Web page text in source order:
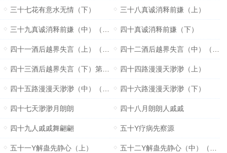
三十七花有意水无情（下） 三十八真诚消释前嫌（上）
三十九真诚消释前嫌（中）（两千收+开文一个月加更） 四十真诚消释前嫌（下）
四十一酒后越界失言（上）（吃X）含量80% 四十二酒后越界失言（中）（酒后乱X）含量100%
四十三酒后越界失言（下）第一部分完 四十四路漫漫天渺渺（上）
四十五路漫漫天渺渺（中）（750珠珠加更） 四十六路漫漫天渺渺（下）
四十七天渺渺月朗朗 四十八月朗朗人戚戚
四十九人戚戚舞翩翩 五十Y疗病先察源
五十一Y解蛊先静心（上） 五十二Y解蛊先静心（中）（1000珠珠加更）